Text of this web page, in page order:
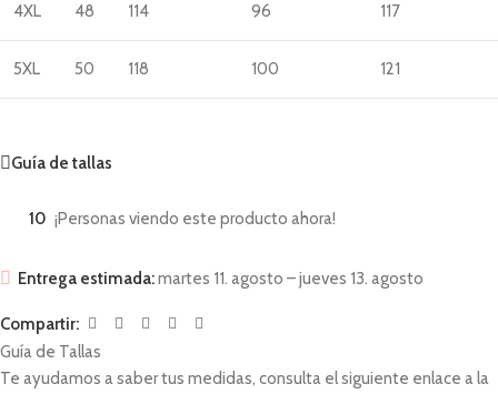
4XL 48 114 96 117
5XL 50 118 100 121
Guía de tallas
10 ¡Personas viendo este producto ahora!
Entrega estimada:martes 11. agosto – jueves 13. agosto
Compartir:
Guía de Tallas
Te ayudamos a saber tus medidas, consulta el siguiente enlace a la